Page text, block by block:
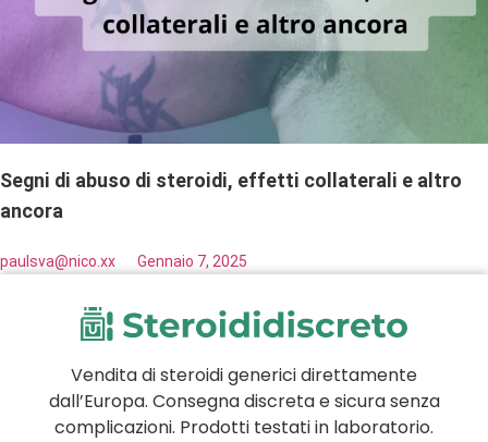
Segni di abuso di steroidi, effetti collaterali e altro
ancora
paulsva@nico.xx Gennaio 7, 2025
Vendita di steroidi generici direttamente
dall’Europa. Consegna discreta e sicura senza
complicazioni. Prodotti testati in laboratorio.